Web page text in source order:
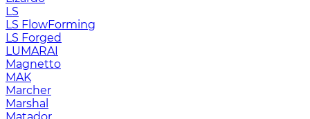
LS
LS FlowForming
LS Forged
LUMARAI
Magnetto
MAK
Marcher
Marshal